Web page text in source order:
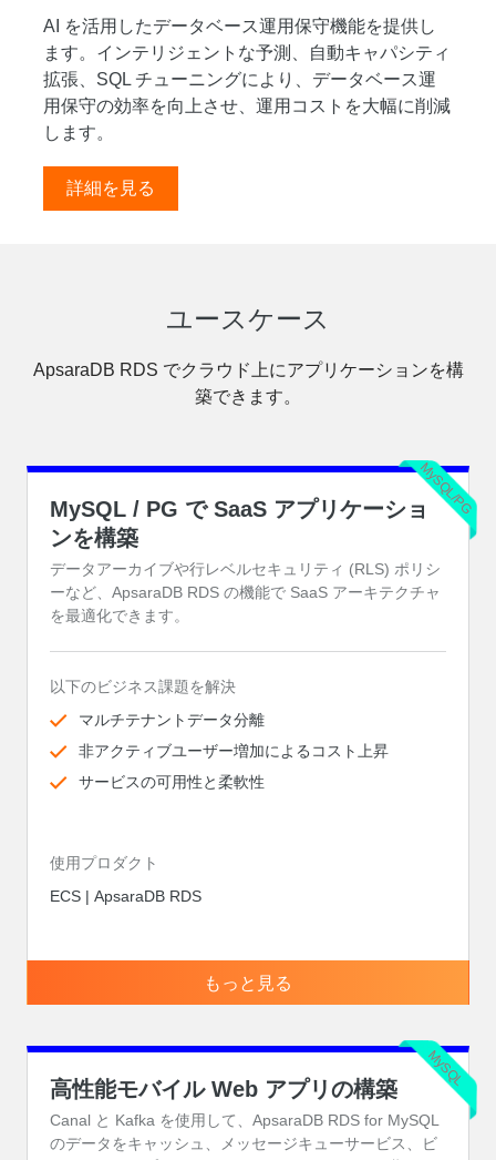
AI を活用したデータベース運用保守機能を提供し
ます。インテリジェントな予測、自動キャパシティ
拡張、SQL チューニングにより、データベース運
用保守の効率を向上させ、運用コストを大幅に削減
します。
詳細を見る
ユースケース
ApsaraDB RDS でクラウド上にアプリケーションを構
築できます。
MySQL/PG
MySQL / PG で SaaS アプリケーショ
ンを構築
データアーカイブや行レベルセキュリティ (RLS) ポリシ
ーなど、ApsaraDB RDS の機能で SaaS アーキテクチャ
を最適化できます。
以下のビジネス課題を解決
マルチテナントデータ分離
非アクティブユーザー増加によるコスト上昇
サービスの可用性と柔軟性
使用プロダクト
ECS | ApsaraDB RDS
もっと見る
MySQL
高性能モバイル Web アプリの構築
Canal と Kafka を使用して、ApsaraDB RDS for MySQL
のデータをキャッシュ、メッセージキューサービス、ビ